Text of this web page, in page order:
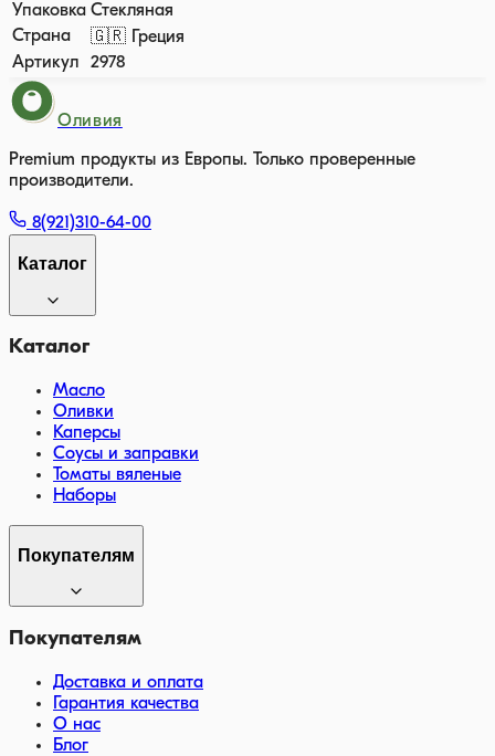
Упаковка Стекляная
Страна
🇬🇷 Греция
Артикул
2978
Оливия
Premium продукты из Европы. Только проверенные
производители.
8(921)310-64-00
Каталог
Каталог
Масло
Оливки
Каперсы
Соусы и заправки
Томаты вяленые
Наборы
Покупателям
Покупателям
Доставка и оплата
Гарантия качества
О нас
Блог